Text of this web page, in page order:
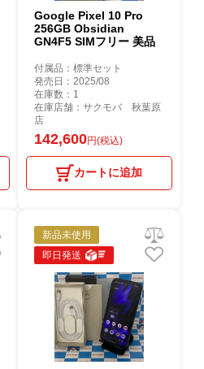
Google Pixel 10 Pro
256GB Obsidian
GN4F5 SIMフリー 美品
付属品：標準セット
発売日：2025/08
在庫数：1
在庫店舗：サクモバ 秋葉原
店
142,600円(税込)
カートに追加
新品未使用
即日発送